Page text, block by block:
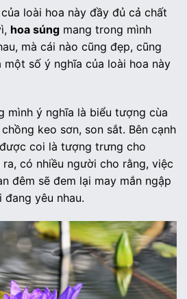
loài hoa này đầy đủ cả chất
hoa súng mang trong mình
mà cái nào cũng đẹp, cũng
một số ý nghĩa của loài hoa này
mình ý nghĩa là biểu tượng cùa
keo sơn, son sắt. Bên cạnh
coi là tượng trưng cho
có nhiều người cho rằng, việc
đêm sẽ đem lại may mắn ngập
yêu nhau.